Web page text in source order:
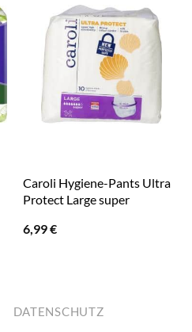
Caroli Hygiene-Pants Ultra
Protect Large super
6,99€
DATENSCHUTZ